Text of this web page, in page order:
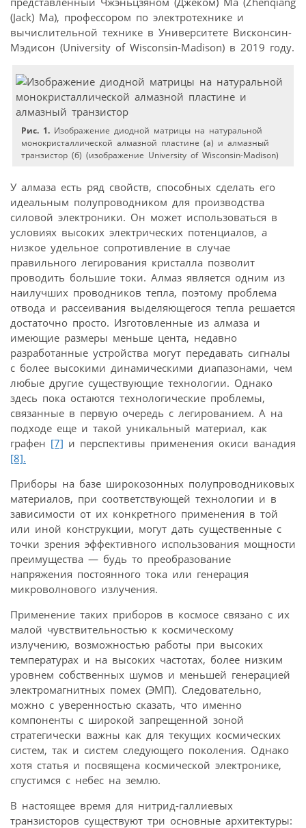
(Jack) Ma), профессором по электротехнике и
вычислительной технике в Университете Висконсин-
Мэдисон (University of Wisconsin-Madison) в 2019 году.
Рис. 1. Изображение диодной матрицы на натуральной
монокристаллической алмазной пластине (а) и алмазный
транзистор (б) (изображение University of Wisconsin-Madison)
У алмаза есть ряд свойств, способных сделать его
идеальным полупроводником для производства
силовой электроники. Он может использоваться в
условиях высоких электрических потенциалов, а
низкое удельное сопротивление в случае
правильного легирования кристалла позволит
проводить большие токи. Алмаз является одним из
наилучших провод­ников тепла, поэтому проблема
отвода и рассеивания выделяющегося тепла решается
достаточно просто. Изготовленные из алмаза и
имеющие размеры меньше цента, недавно
разработанные устройства могут передавать сигналы
с более высокими динамическими диапазонами, чем
любые другие существующие технологии. Однако
здесь пока остаются технологические проблемы,
связанные в первую очередь с легированием. А на
подходе еще и такой уникальный материал, как
графен [7] и перспективы применения окиси ванадия
[8].
Приборы на базе широкозонных полупроводниковых
материалов, при соответствующей технологии и в
зависимости от их конкретного применения в той
или иной конструкции, могут дать существенные с
точки зрения эффективного использования мощности
преимущества — будь то преобразование
напряжения постоянного тока или генерация
микроволнового излучения.
Применение таких приборов в космосе связано с их
малой чувствительностью к космическому
излучению, возможностью работы при высоких
температурах и на высоких частотах, более низким
уровнем собственных шумов и меньшей генерацией
электромагнитных помех (ЭМП). Следовательно,
можно с уверенностью сказать, что именно
компоненты с широкой запрещенной зоной
стратегически важны как для текущих космических
систем, так и систем следующего поколения. Однако
хотя статья и посвящена космической электронике,
спустимся с небес на землю.
В настоящее время для нитрид-галлиевых
транзисторов существуют три основные архитектуры: